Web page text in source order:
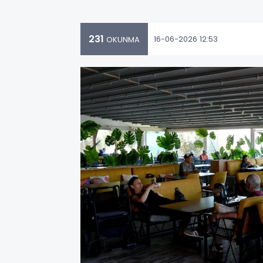
231 OKUNMA 16-06-2026 12:53